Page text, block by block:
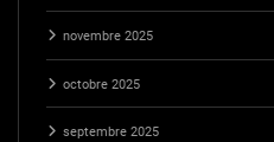
novembre 2025
octobre 2025
septembre 2025